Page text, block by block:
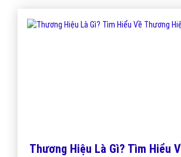
Thương Hiệu Là Gì? Tìm Hiểu